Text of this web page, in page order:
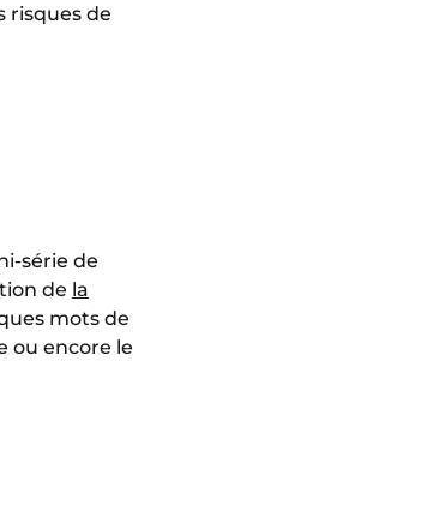
risques de
série de
de la
mots de
ou encore le